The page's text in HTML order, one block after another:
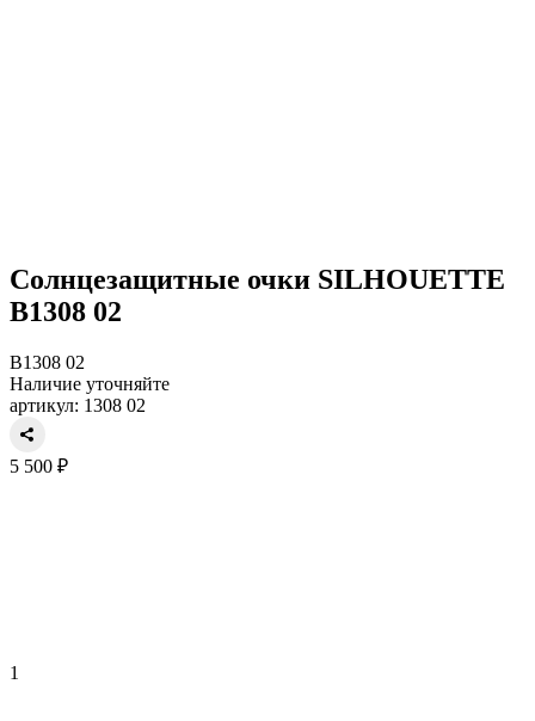
Солнцезащитные очки SILHOUETTE
B1308 02
B1308 02
Наличие уточняйте
артикул: 1308 02
5 500 ₽
1